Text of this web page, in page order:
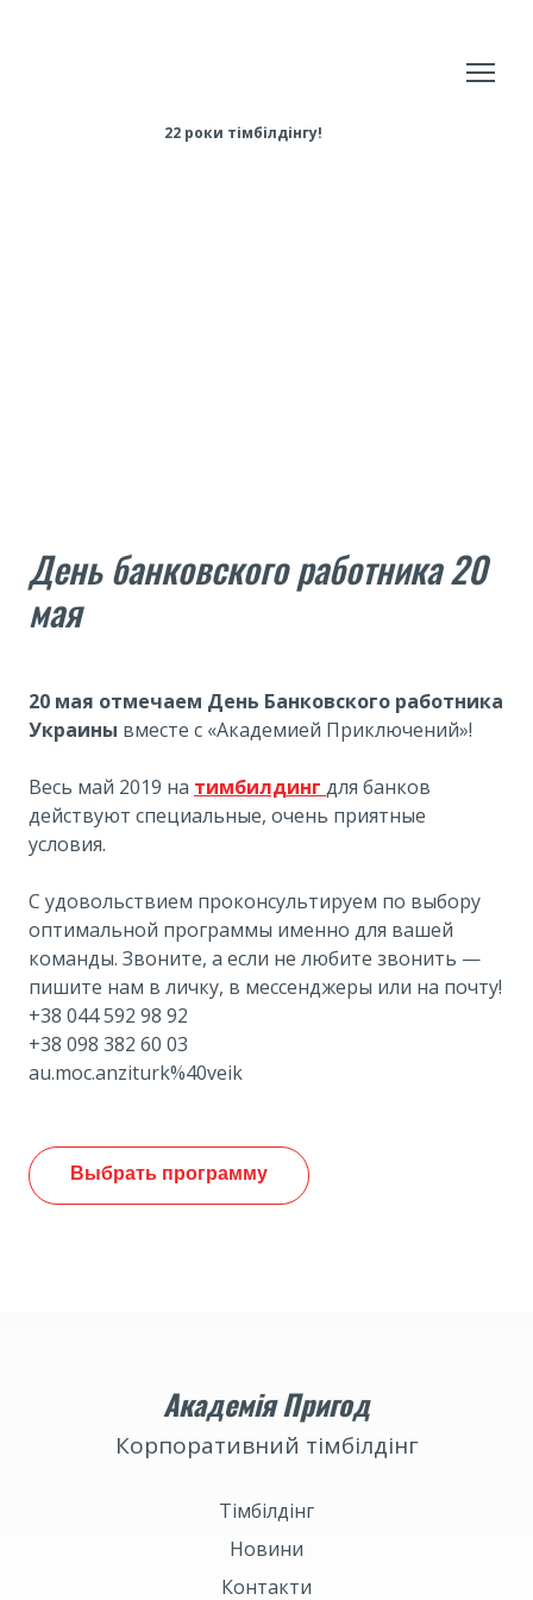
22 роки тімбілдінгу!
День банковского работника 20
мая
20 мая отмечаем День Банковского работника
Украины вместе с «Академией Приключений»!
Весь май 2019 на тимбилдинг для банков
действуют специальные, очень приятные
условия.
С удовольствием проконсультируем по выбору
оптимальной программы именно для вашей
команды. Звоните, а если не любите звонить —
пишите нам в личку, в мессенджеры или на почту!
+38 044 592 98 92
+38 098 382 60 03
au.moc.anziturk%40veik
Выбрать программу
Академія Пригод
Корпоративний тімбілдінг
Тімбілдінг
Новини
Контакти